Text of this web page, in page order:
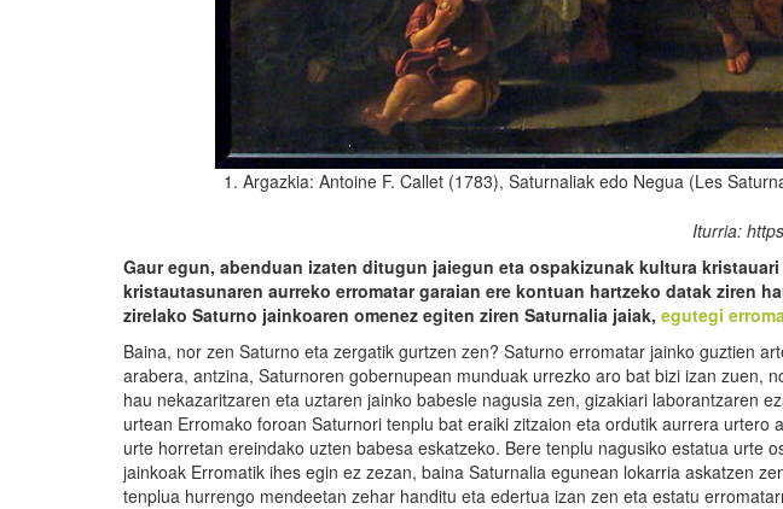
1. Argazkia: Antoine F. Callet (1783), Saturnaliak edo Negua (Les
Iturria:
Gaur egun, abenduan izaten ditugun jaiegun eta ospakizunak kultura
kristautasunaren aurreko erromatar garaian ere kontuan hartzeko datak ziren
zirelako Saturno jainkoaren omenez egiten ziren Saturnalia jaiak, egutegi
Baina, nor zen Saturno eta zergatik gurtzen zen? Saturno erromatar jainko guztien
arabera, antzina, Saturnoren gobernupean munduak urrezko aro bat bizi izan zuen,
hau nekazaritzaren eta uztaren jainko babesle nagusia zen, gizakiari laborantzaren
urtean Erromako foroan Saturnori tenplu bat eraiki zitzaion eta ordutik aurrera urtero
urte horretan ereindako uzten babesa eskatzeko. Bere tenplu nagusiko estatua urte
jainkoak Erromatik ihes egin ez zezan, baina Saturnalia egunean lokarria askatzen
tenplua hurrengo mendeetan zehar handitu eta edertua izan zen eta estatu